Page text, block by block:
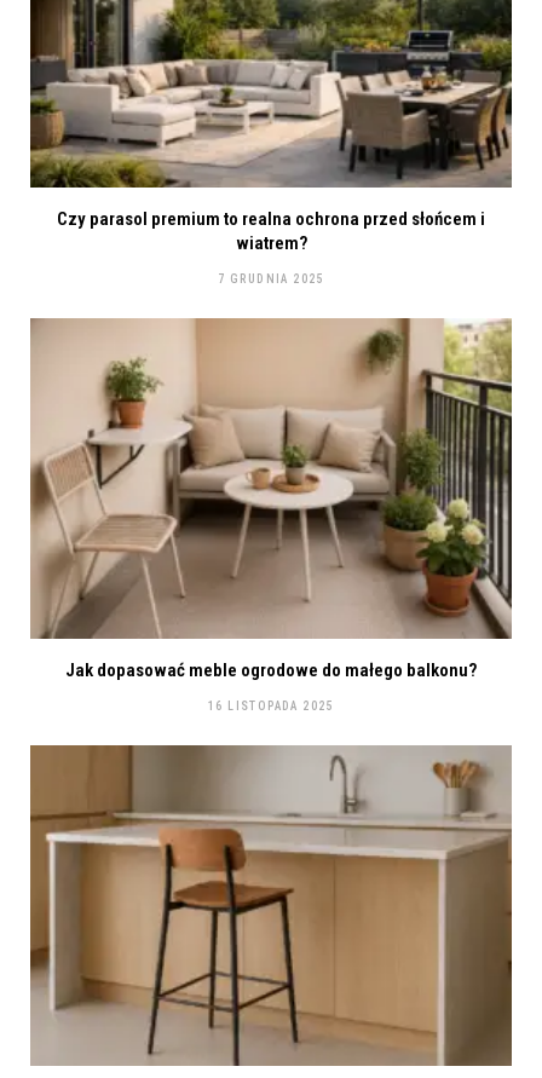
Czy parasol premium to realna ochrona przed słońcem i
wiatrem?
7 GRUDNIA 2025
Jak dopasować meble ogrodowe do małego balkonu?
16 LISTOPADA 2025